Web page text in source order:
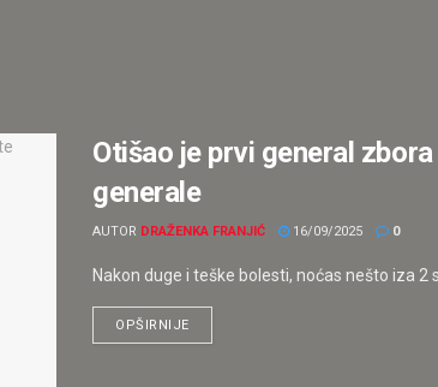
Otišao je prvi general
generale
AUTOR DRAŽENKA FRANJIĆ 16/09/2025 0
Nakon duge i teške bolesti, noćas nešto iza 2
OPŠIRNIJE